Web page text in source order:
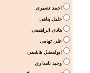
احمد نصیری
جلیل پناهی
هادی ابراهیمی
علی تهامی
ابولفضل هاشمی
وحید نامداری